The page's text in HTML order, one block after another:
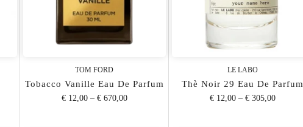
TOM FORD
Tobacco Vanille Eau De Parfum
€ 12,00 – € 670,00
LE LABO
Thè Noir 29 Eau De Parfum
€ 12,00–€ 305,00